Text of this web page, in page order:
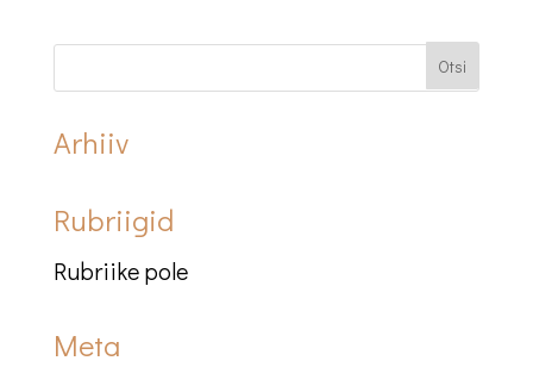
Arhiiv
Rubriigid
Rubriike pole
Meta